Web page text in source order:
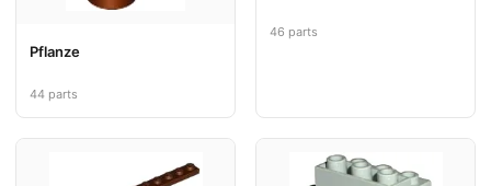
Pflanze
44 parts
46 parts